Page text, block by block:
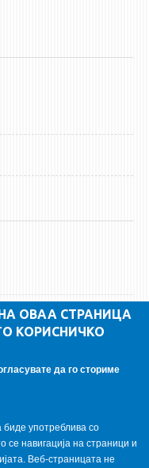
ОВАА СТРАНИЦА
КОРИСНИЧКО
да го сториме
биде употреблива со
навигација на страници и
Веб-страницата не